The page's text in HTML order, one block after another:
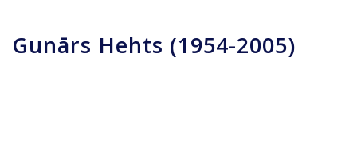
Gunārs Hehts (1954-2005)